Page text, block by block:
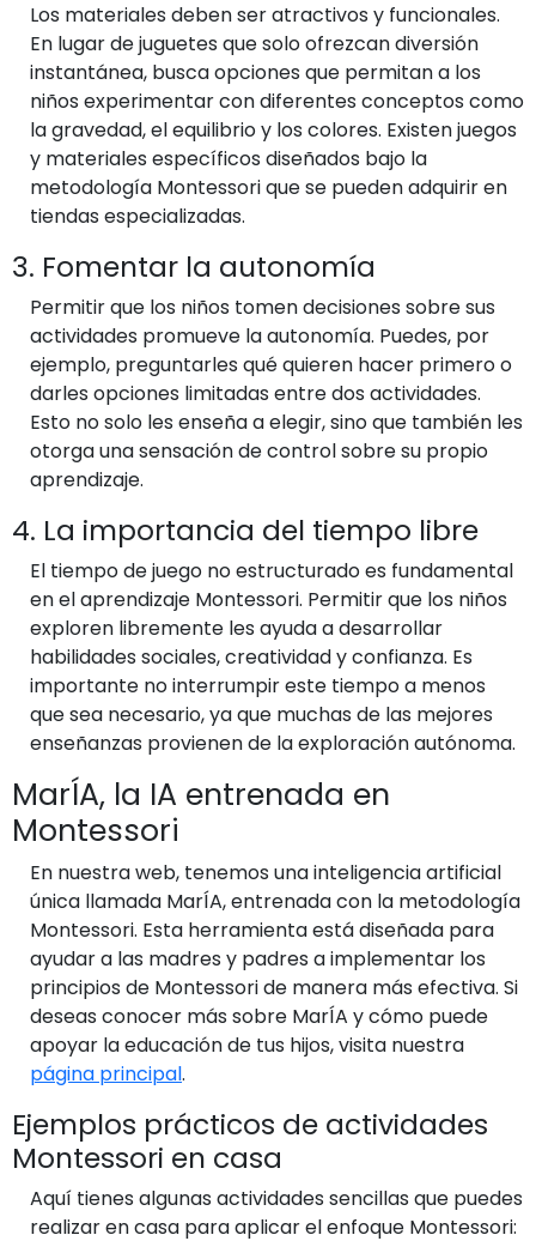
Los materiales deben ser atractivos y funcionales.
En lugar de juguetes que solo ofrezcan diversión
instantánea, busca opciones que permitan a los
niños experimentar con diferentes conceptos como
la gravedad, el equilibrio y los colores. Existen juegos
y materiales específicos diseñados bajo la
metodología Montessori que se pueden adquirir en
tiendas especializadas.
3. Fomentar la autonomía
Permitir que los niños tomen decisiones sobre sus
actividades promueve la autonomía. Puedes, por
ejemplo, preguntarles qué quieren hacer primero o
darles opciones limitadas entre dos actividades.
Esto no solo les enseña a elegir, sino que también les
otorga una sensación de control sobre su propio
aprendizaje.
4. La importancia del tiempo libre
El tiempo de juego no estructurado es fundamental
en el aprendizaje Montessori. Permitir que los niños
exploren libremente les ayuda a desarrollar
habilidades sociales, creatividad y confianza. Es
importante no interrumpir este tiempo a menos
que sea necesario, ya que muchas de las mejores
enseñanzas provienen de la exploración autónoma.
MarÍA, la IA entrenada en
Montessori
En nuestra web, tenemos una inteligencia artificial
única llamada MarÍA, entrenada con la metodología
Montessori. Esta herramienta está diseñada para
ayudar a las madres y padres a implementar los
principios de Montessori de manera más efectiva. Si
deseas conocer más sobre MarÍA y cómo puede
apoyar la educación de tus hijos, visita nuestra
página principal.
Ejemplos prácticos de actividades
Montessori en casa
Aquí tienes algunas actividades sencillas que puedes
realizar en casa para aplicar el enfoque Montessori: